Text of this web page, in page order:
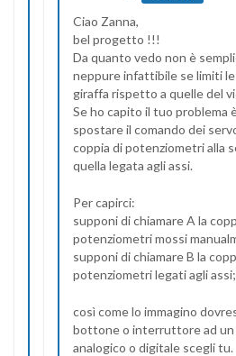
Ciao Zanna,
bel progetto !!!
Da quanto vedo non è
neppure infattibile se limiti
giraffa rispetto a quelle del
Se ho capito il tuo problema
spostare il comando dei
coppia di potenziometri alla
quella legata agli assi.
Per capirci:
supponi di chiamare A la
potenziometri mossi
supponi di chiamare B la
potenziometri legati agli assi;
così come lo immagino
bottone o interruttore ad un
analogico o digitale scegli tu.